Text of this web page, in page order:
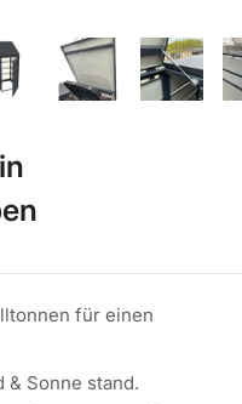
für einen
& Sonne stand.